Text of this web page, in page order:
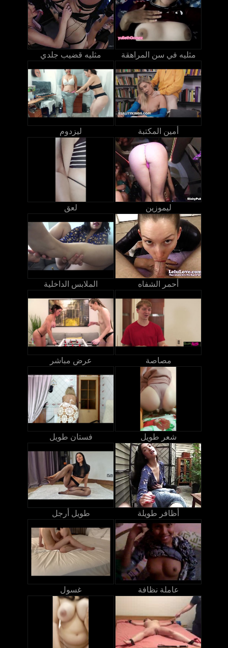
مثليه قضيب جلدي مثليه في سن المراهقة
ليزدوم أمين المكتبة
لعق ليموزين
الملابس الداخلية أحمر الشفاه
عرض مباشر مصاصة
فستان طويل شعر طويل
طويل أرجل أظافر طويلة
غسول عاملة نظافة